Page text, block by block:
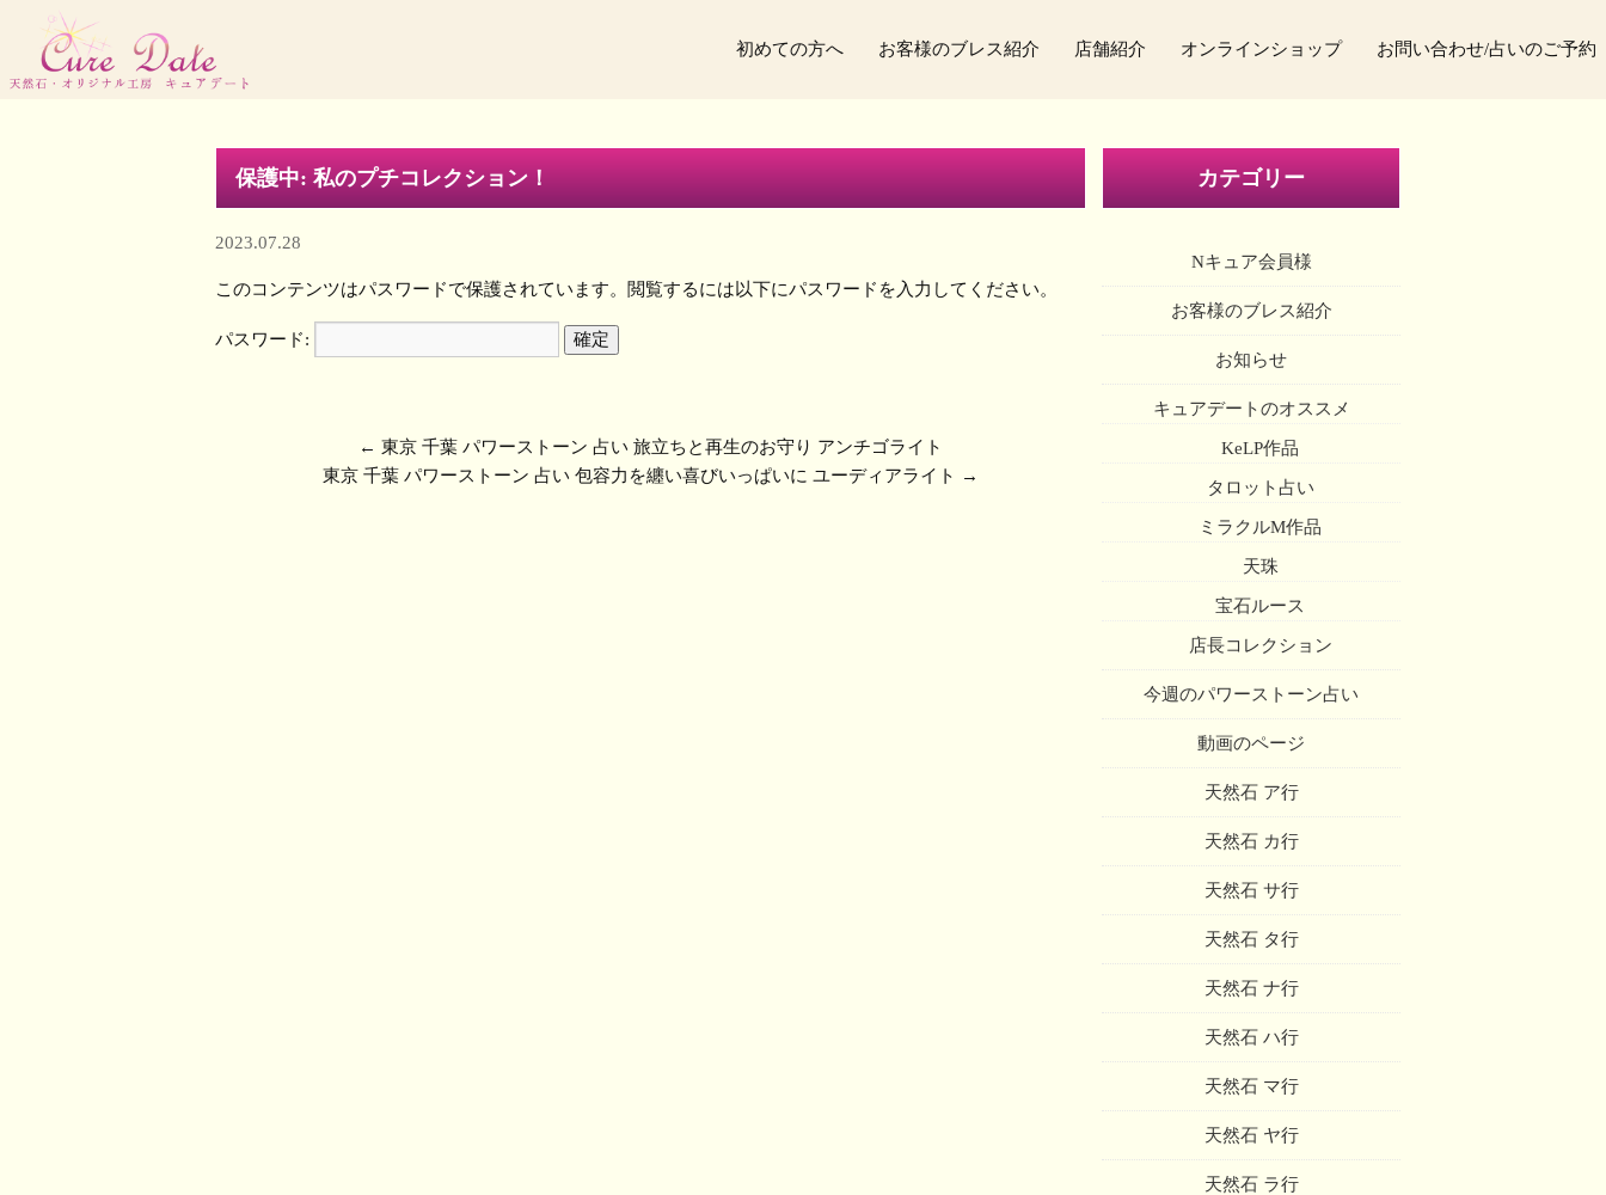
初めての方へ お客様のブレス紹介 店舗紹介 オンラインショップ お問い合わせ/占いのご予約
保護中: 私のプチコレクション！
2023.07.28
このコンテンツはパスワードで保護されています。閲覧するには以下にパスワードを入力してください。
パスワード:
← 東京 千葉 パワーストーン 占い 旅立ちと再生のお守り アンチゴライト
東京 千葉 パワーストーン 占い 包容力を纏い喜びいっぱいに ユーディアライト
→
カテゴリー
Nキュア会員様
お客様のブレス紹介
お知らせ
キュアデートのオススメ
KeLP作品
タロット占い
ミラクルM作品
天珠
宝石ルース
店長コレクション
今週のパワーストーン占い
動画のページ
天然石 ア行
天然石 カ行
天然石 サ行
天然石 タ行
天然石 ナ行
天然石 ハ行
天然石 マ行
天然石 ヤ行
天然石 ラ行